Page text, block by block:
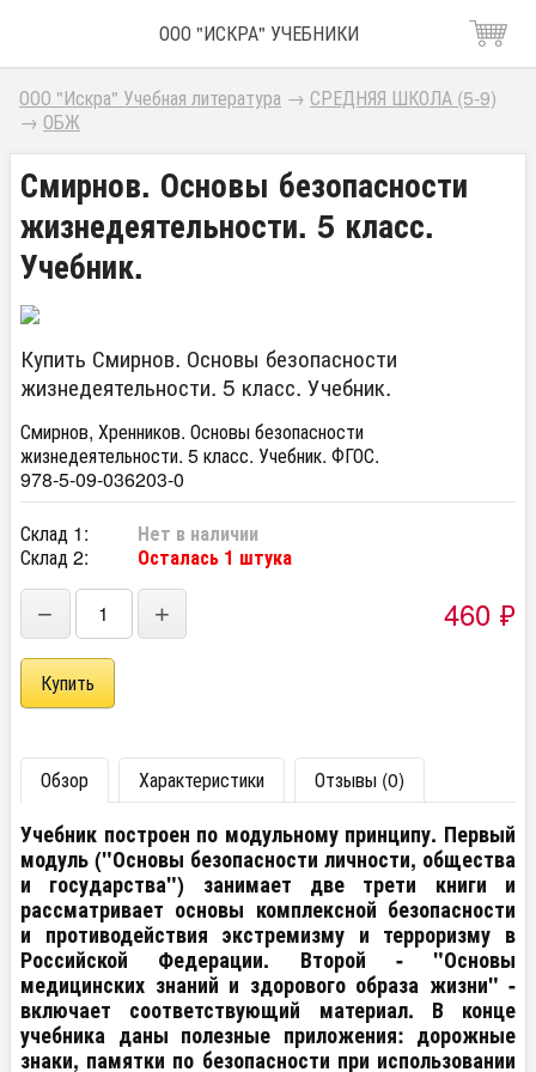
ООО "ИСКРА" УЧЕБНИКИ
ООО "Искра" Учебная литература → СРЕДНЯЯ ШКОЛА (5-9)
→ ОБЖ
Смирнов. Основы безопасности
жизнедеятельности. 5 класс.
Учебник.
Купить Смирнов. Основы безопасности
жизнедеятельности. 5 класс. Учебник.
Смирнов, Хренников. Основы безопасности
жизнедеятельности. 5 класс. Учебник. ФГОС.
978-5-09-036203-0
Склад 1:
Нет в наличии
Склад 2:
Осталась 1 штука
− + 460 ₽
Обзор Характеристики Отзывы (0)
Учебник построен по модульному принципу. Первый
модуль ("Основы безопасности личности, общества
и государства") занимает две трети книги и
рассматривает основы комплексной безопасности
и противодействия экстремизму и терроризму в
Российской Федерации. Второй - "Основы
медицинских знаний и здорового образа жизни" -
включает соответствующий материал. В конце
учебника даны полезные приложения: дорожные
знаки, памятки по безопасности при использовании